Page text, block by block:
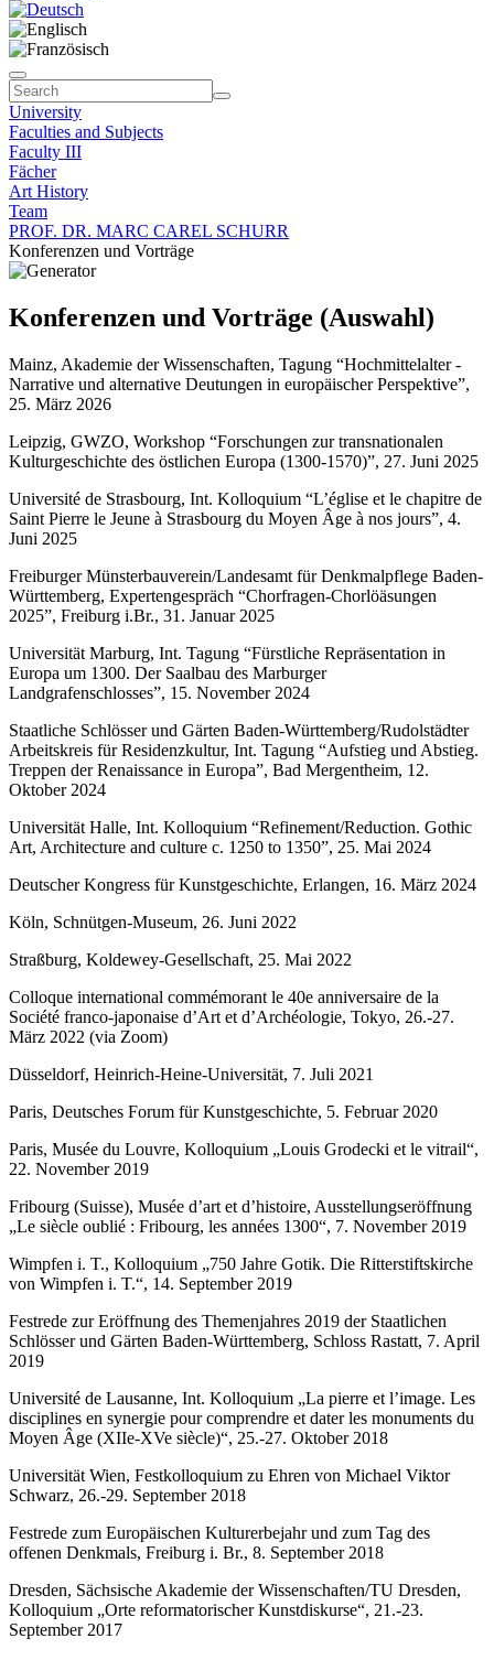
University
Faculties and Subjects
Faculty III
Fächer
Art History
Team
PROF. DR. MARC CAREL SCHURR
Konferenzen und Vorträge
Konferenzen und Vorträge (Auswahl)
Mainz, Akademie der Wissenschaften, Tagung “Hochmittelalter -
Narrative und alternative Deutungen in europäischer Perspektive”,
25. März 2026
Leipzig, GWZO, Workshop “Forschungen zur transnationalen
Kulturgeschichte des östlichen Europa (1300-1570)”, 27. Juni 2025
Université de Strasbourg, Int. Kolloquium “L’église et le chapitre de
Saint Pierre le Jeune à Strasbourg du Moyen Âge à nos jours”, 4.
Juni 2025
Freiburger Münsterbauverein/Landesamt für Denkmalpflege Baden-
Württemberg, Expertengespräch “Chorfragen-Chorlöäsungen
2025”, Freiburg i.Br., 31. Januar 2025
Universität Marburg, Int. Tagung “Fürstliche Repräsentation in
Europa um 1300. Der Saalbau des Marburger
Landgrafenschlosses”, 15. November 2024
Staatliche Schlösser und Gärten Baden-Württemberg/Rudolstädter
Arbeitskreis für Residenzkultur, Int. Tagung “Aufstieg und Abstieg.
Treppen der Renaissance in Europa”, Bad Mergentheim, 12.
Oktober 2024
Universität Halle, Int. Kolloquium “Refinement/Reduction. Gothic
Art, Architecture and culture c. 1250 to 1350”, 25. Mai 2024
Deutscher Kongress für Kunstgeschichte, Erlangen, 16. März 2024
Köln, Schnütgen-Museum, 26. Juni 2022
Straßburg, Koldewey-Gesellschaft, 25. Mai 2022
Colloque international commémorant le 40e anniversaire de la
Société franco-japonaise d’Art et d’Archéologie, Tokyo, 26.-27.
März 2022 (via Zoom)
Düsseldorf, Heinrich-Heine-Universität, 7. Juli 2021
Paris, Deutsches Forum für Kunstgeschichte, 5. Februar 2020
Paris, Musée du Louvre, Kolloquium „Louis Grodecki et le vitrail“,
22. November 2019
Fribourg (Suisse), Musée d’art et d’histoire, Ausstellungseröffnung
„Le siècle oublié : Fribourg, les années 1300“, 7. November 2019
Wimpfen i. T., Kolloquium „750 Jahre Gotik. Die Ritterstiftskirche
von Wimpfen i. T.“, 14. September 2019
Festrede zur Eröffnung des Themenjahres 2019 der Staatlichen
Schlösser und Gärten Baden-Württemberg, Schloss Rastatt, 7. April
2019
Université de Lausanne, Int. Kolloquium „La pierre et l’image. Les
disciplines en synergie pour comprendre et dater les monuments du
Moyen Âge (XIIe-XVe siècle)“, 25.-27. Oktober 2018
Universität Wien, Festkolloquium zu Ehren von Michael Viktor
Schwarz, 26.-29. September 2018
Festrede zum Europäischen Kulturerbejahr und zum Tag des
offenen Denkmals, Freiburg i. Br., 8. September 2018
Dresden, Sächsische Akademie der Wissenschaften/TU Dresden,
Kolloquium „Orte reformatorischer Kunstdiskurse“, 21.-23.
September 2017